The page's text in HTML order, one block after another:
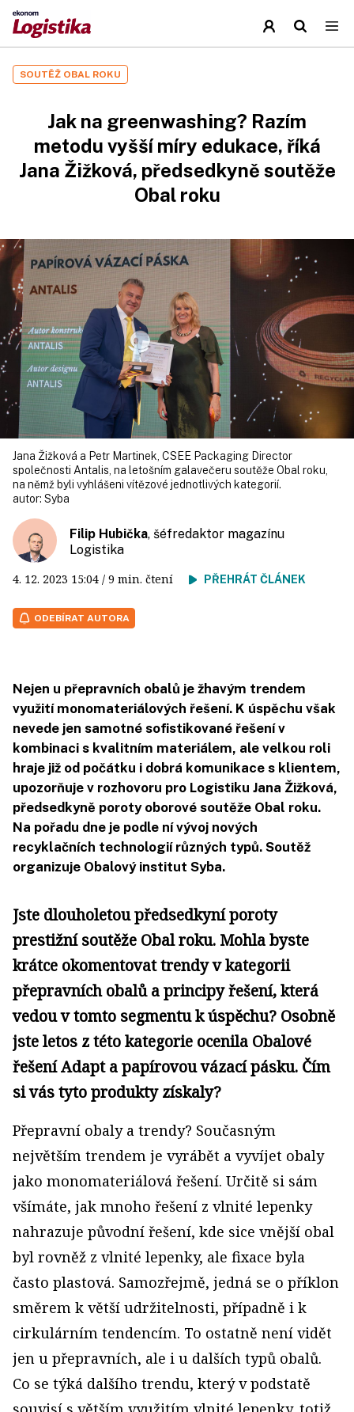
SOUTĚŽ OBAL ROKU
Jak na greenwashing? Razím
metodu vyšší míry edukace, říká
Jana Žižková, předsedkyně soutěže
Obal roku
Jana Žižková a Petr Martinek, CSEE Packaging Director
společnosti Antalis, na letošním galavečeru soutěže Obal roku,
na němž byli vyhlášeni vítězové jednotlivých kategorií.
autor: Syba
Filip Hubička, šéfredaktor magazínu
Logistika
4. 12. 2023 15:04 / 9 min. čtení PŘEHRÁT ČLÁNEK
ODEBÍRAT AUTORA
Nejen u přepravních obalů je žhavým trendem
využití monomateriálových řešení. K úspěchu však
nevede jen samotné sofistikované řešení v
kombinaci s kvalitním materiálem, ale velkou roli
hraje již od počátku i dobrá komunikace s klientem,
upozorňuje v rozhovoru pro Logistiku Jana Žižková,
předsedkyně poroty oborové soutěže Obal roku.
Na pořadu dne je podle ní vývoj nových
recyklačních technologií různých typů. Soutěž
organizuje Obalový institut Syba.
Jste dlouholetou předsedkyní poroty
prestižní soutěže Obal roku. Mohla byste
krátce okomentovat trendy v kategorii
přepravních obalů a principy řešení, která
vedou v tomto segmentu k úspěchu? Osobně
jste letos z této kategorie ocenila Obalové
řešení Adapt a papírovou vázací pásku. Čím
si vás tyto produkty získaly?
Přepravní obaly a trendy? Současným
největším trendem je vyrábět a vyvíjet obaly
jako monomateriálová řešení. Určitě si sám
všímáte, jak mnoho řešení z vlnité lepenky
nahrazuje původní řešení, kde sice vnější obal
byl rovněž z vlnité lepenky, ale fixace byla
často plastová. Samozřejmě, jedná se o příklon
směrem k větší udržitelnosti, případně i k
cirkulárním tendencím. To ostatně není vidět
jen u přepravních, ale i u dalších typů obalů.
Co se týká dalšího trendu, který v podstatě